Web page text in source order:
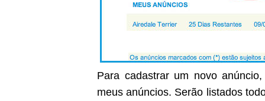
Para cadastrar um novo anúncio,
meus anúncios. Serão listados